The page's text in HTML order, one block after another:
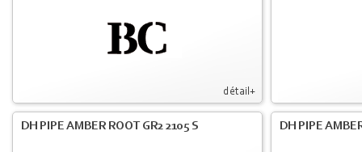
détail+
DH PIPE AMBER ROOT GR2 2105 S DH PIPE